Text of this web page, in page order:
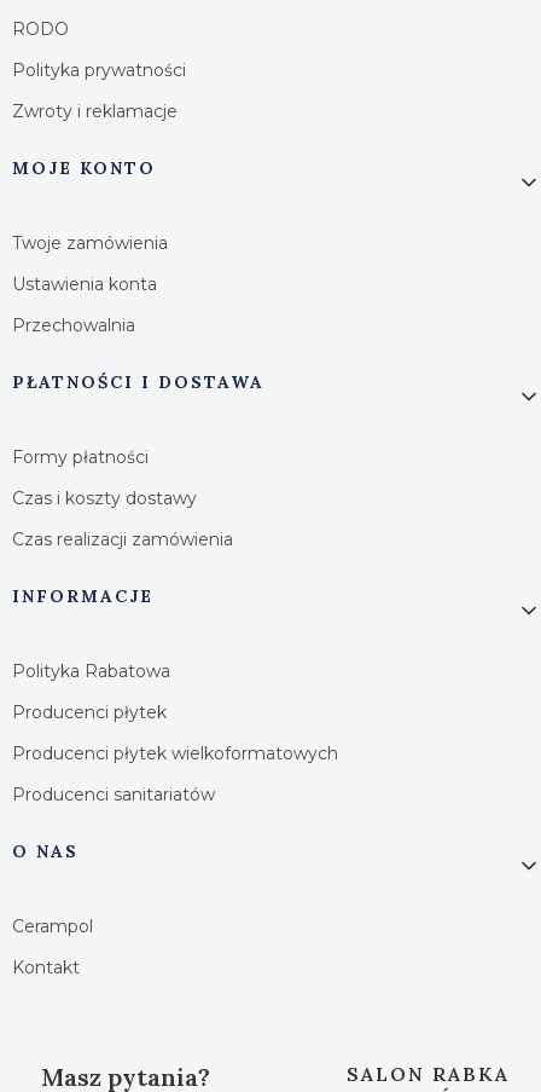
RODO
Polityka prywatności
Zwroty i reklamacje
MOJE KONTO
Twoje zamówienia
Ustawienia konta
Przechowalnia
PŁATNOŚCI I DOSTAWA
Formy płatności
Czas i koszty dostawy
Czas realizacji zamówienia
INFORMACJE
Polityka Rabatowa
Producenci płytek
Producenci płytek wielkoformatowych
Producenci sanitariatów
O NAS
Cerampol
Kontakt
Masz pytania?
SALON RABKA